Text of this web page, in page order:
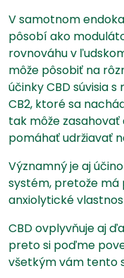
V samotnom
pôsobí ako
rovnováhu v
môže pôsobiť na
účinky CBD súvisia
CB2, ktoré sa
tak môže
pomáhať udržiavať
Významný je aj
systém, pretože
anxiolytické
CBD ovplyvňuje aj
preto si poďme
všetkým vám tento